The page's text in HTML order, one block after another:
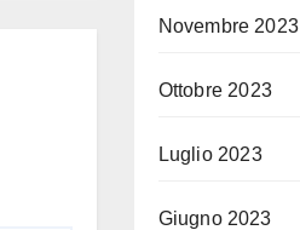
Novembre 2023
Ottobre 2023
Luglio 2023
Giugno 2023